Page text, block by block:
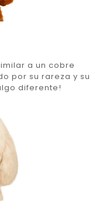
a un cobre
por su rareza y su
diferente!